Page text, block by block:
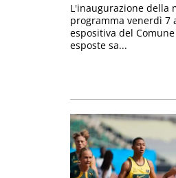
L'inaugurazione della
programma venerdì 7
espositiva del
esposte sa...